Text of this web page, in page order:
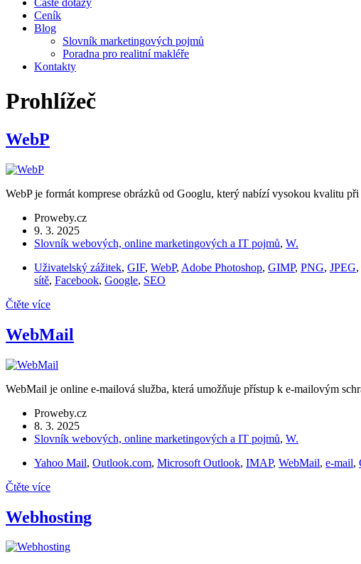
Časté dotazy
Ceník
Blog
Slovník marketingových pojmů
Poradna pro realitní makléře
Kontakty
Prohlížeč
WebP
WebP je formát komprese obrázků od Googlu, který nabízí vysokou kvalitu
Proweby.cz
9. 3. 2025
Slovník webových, online marketingových a IT pojmů, W.
Uživatelský zážitek, GIF, WebP, Adobe Photoshop, GIMP, PNG, JPEG,
sítě, Facebook, Google, SEO
Čtěte více
WebMail
WebMail je online e-mailová služba, která umožňuje přístup k e-mailovým
Proweby.cz
8. 3. 2025
Slovník webových, online marketingových a IT pojmů, W.
Yahoo Mail, Outlook.com, Microsoft Outlook, IMAP, WebMail, e-mail,
Čtěte více
Webhosting